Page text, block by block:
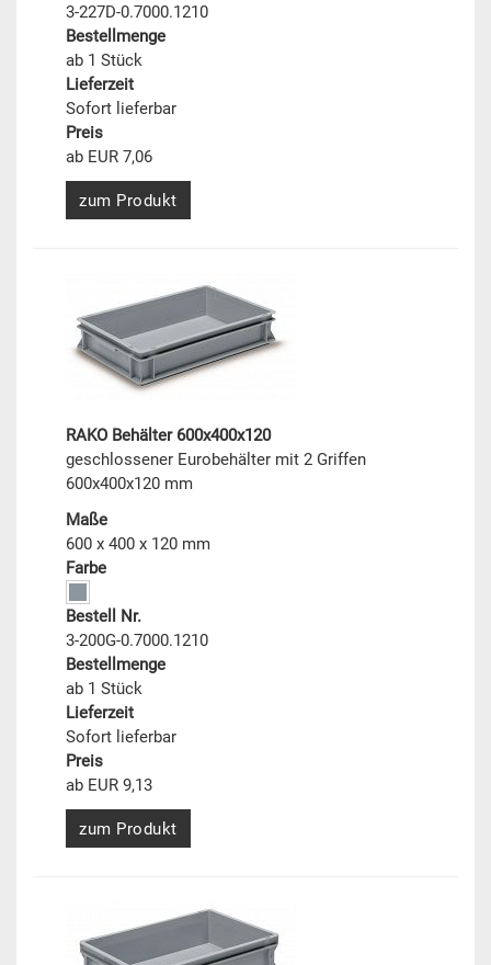
3-227D-0.7000.1210
Bestellmenge
ab 1 Stück
Lieferzeit
Sofort lieferbar
Preis
ab EUR 7,06
zum Produkt
RAKO Behälter 600x400x120
geschlossener Eurobehälter mit 2 Griffen
600x400x120 mm
Maße
600 x 400 x 120 mm
Farbe
Bestell Nr.
3-200G-0.7000.1210
Bestellmenge
ab 1 Stück
Lieferzeit
Sofort lieferbar
Preis
ab EUR 9,13
zum Produkt